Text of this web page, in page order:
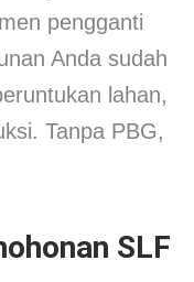
pengganti
Anda sudah
lahan,
Tanpa PBG,
SLF